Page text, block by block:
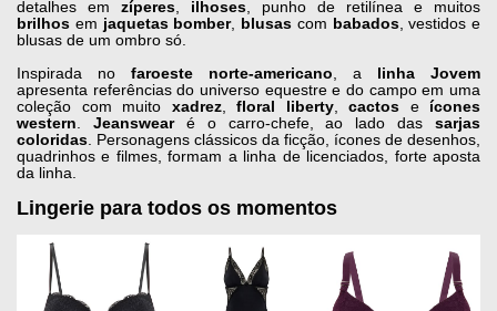
detalhes em zíperes ilhoses , punho de retilínea e muitos
brilhos em jaquetas bomber, blusas com babados, vestidos e
blusas de um ombro só.
Inspirada no faroeste norte-americano , a linha
Jovem
apresenta referências do universo equestre e do campo em uma
coleção com muito xadrez, floral liberty, cactos e ícones
western
Jeanswearé o carro-chefe, ao lado das sarjas
coloridas . Personagens clássicos da ficção, ícones de desenhos,
quadrinhos e filmes, formam a linha de licenciados, forte aposta
da linha.
Lingerie para todos os momentos